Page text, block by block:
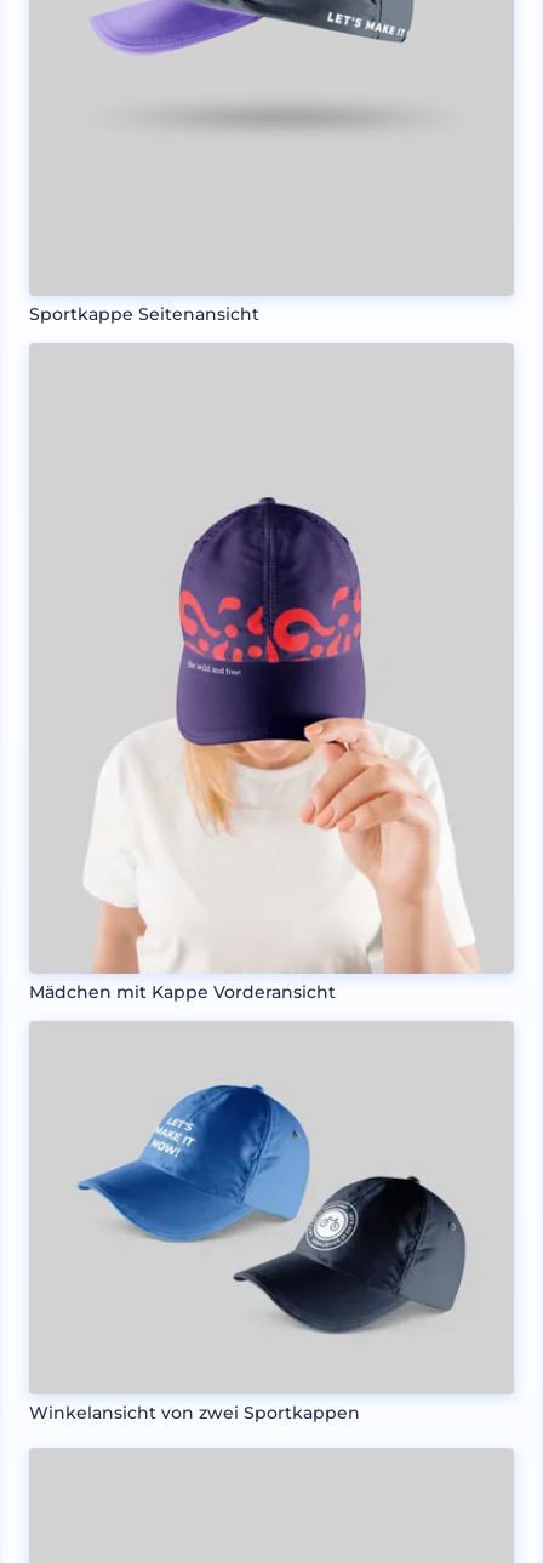
Sportkappe Seitenansicht
Mädchen mit Kappe Vorderansicht
Winkelansicht von zwei Sportkappen